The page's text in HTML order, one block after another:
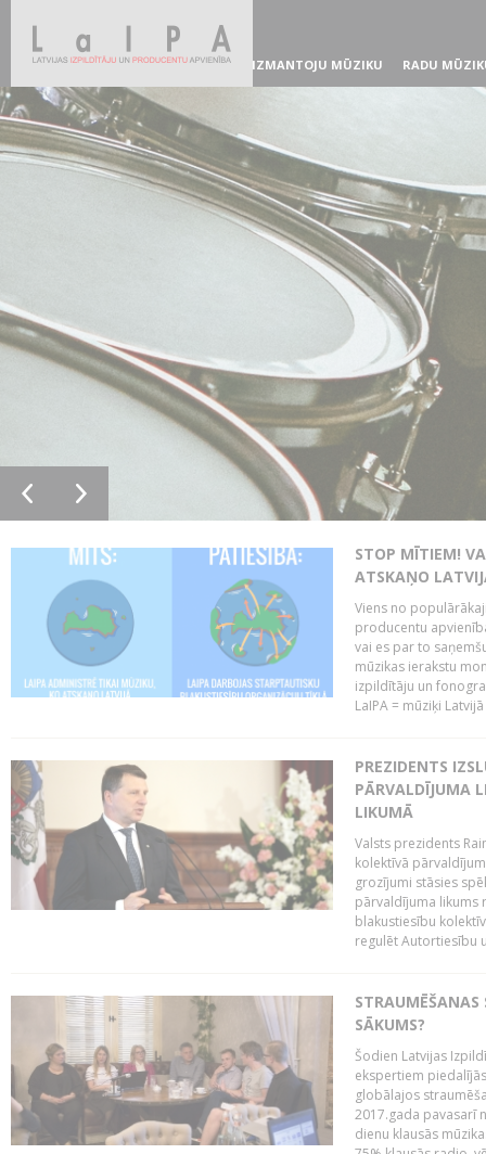
IZMANTOJU MŪZIKU RADU
STOP MĪTIEM!
ATSKAŅO
Viens no
producentu
vai es par to
mūzikas ierakstu
izpildītāju un
LaIPA = mūziķi
PREZIDENTS
PĀRVALDĪJUMA
LIKUMĀ
Valsts prezidents
kolektīvā
grozījumi stāsies
pārvaldījuma likums
blakustiesību
regulēt Autortiesību
STRAUMĒŠANAS
SĀKUMS?
Šodien Latvijas
ekspertiem
globālajos
2017.gada pavasarī
dienu klausās